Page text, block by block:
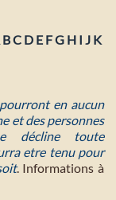
BC D E FG H I J K
en aucun
et des personnes
décline toute
etre tenu pour
. Informations à